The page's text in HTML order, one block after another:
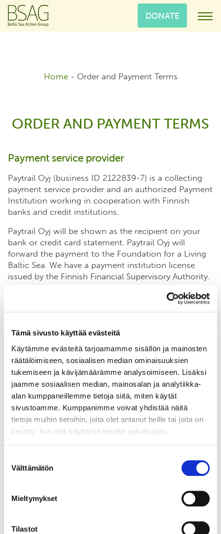
Tämä sivusto käyttää evästeitä
Käytämme evästeitä tarjoamamme sisällön ja mainosten
räätälöimiseen, sosiaalisen median ominaisuuksien
tukemiseen ja kävijämäärämme analysoimiseen. Lisäksi
jaamme sosiaalisen median, mainosalan ja analytiikka-
alan kumppaneillemme tietoja siitä, miten käytät
sivustoamme. Kumppanimme voivat yhdistää näitä
tietoja muihin tietoihin, joita olet antanut heille tai joita on
kerätty, kun olet käyttänyt heidän palvelujaan.
valinta
Välttämätön
Mieltymykset
Tilastot
DONATE
Home- Order and Payment Terms
ORDER AND PAYMENT TERMS
Payment service provider
Paytrail Oyj (business ID 2122839-7) is a collecting
payment service provider and an authorized Payment
Institution working in cooperation with Finnish
banks and credit institutions.
Paytrail Oyj will be shown as the recipient on your
bank or credit card statement. Paytrail Oyj will
forward the payment to the Foundation for a Living
Baltic Sea. We have a payment institution license
issued by the Finnish Financial Supervisory Authority.
For complaints, please contact Paytrail Oyj:
Phone: +358 207 181 830
payments@paytrail.com
Innova 2
Lutakonaukio 7
40100 Jyväskylä
www.paytrail.com